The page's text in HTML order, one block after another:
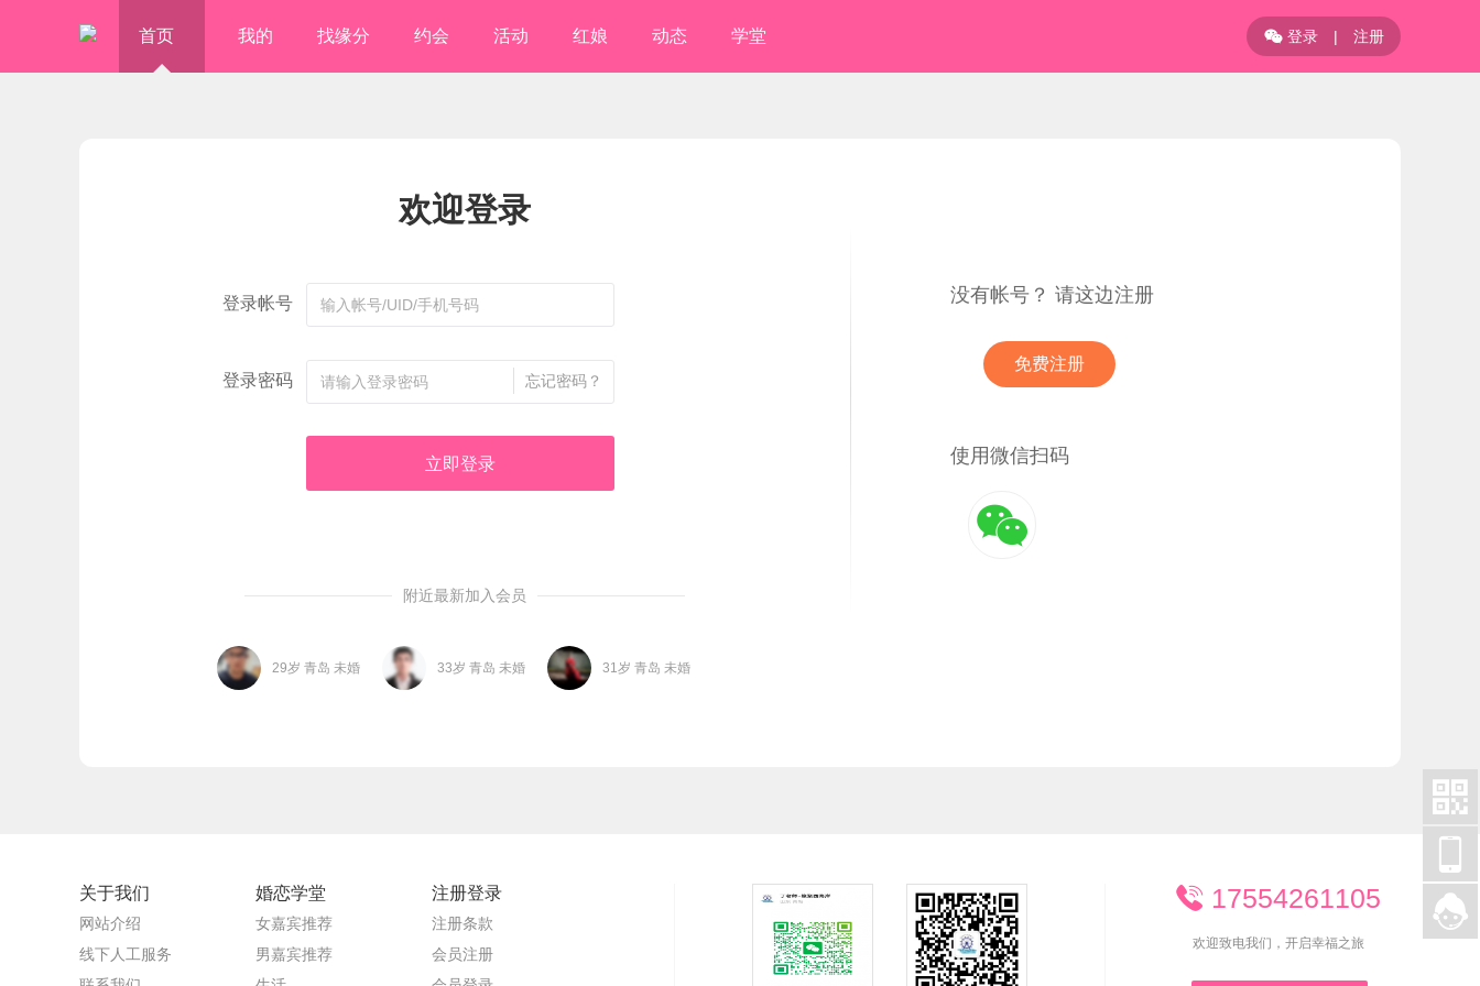
首页 我的 找缘分 约会 活动 红娘 动态 学堂 登录 | 注册
欢迎登录
登录帐号
登录密码 忘记密码？
附近最新加入会员
29岁 青岛 未婚 33岁 青岛 未婚 31岁 青岛 未婚
没有帐号？ 请这边注册
免费注册
使用微信扫码

关于我们
网站介绍
线下人工服务
婚恋学堂
女嘉宾推荐
男嘉宾推荐
注册登录
注册条款
会员注册
 17554261105
欢迎致电我们，开启幸福之旅

